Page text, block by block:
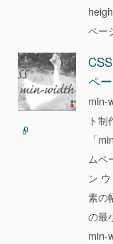
ペー
ペ
min-
ト
「
ムペ
ン
素の
の最
min-